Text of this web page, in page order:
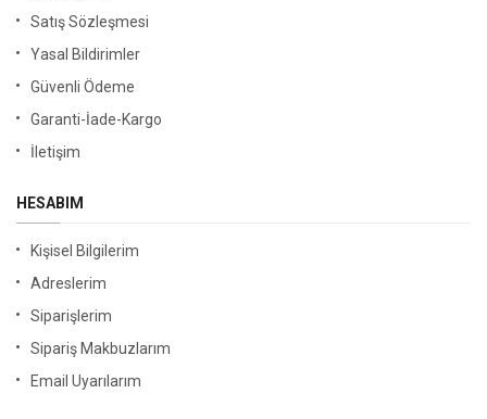
Satış Sözleşmesi
Yasal Bildirimler
Güvenli Ödeme
Garanti-İade-Kargo
İletişim
HESABIM
Kişisel Bilgilerim
Adreslerim
Siparişlerim
Sipariş Makbuzlarım
Email Uyarılarım